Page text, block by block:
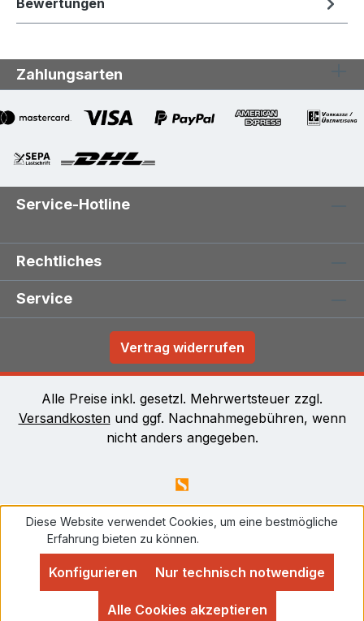
Bewertungen
Zahlungsarten
Service-Hotline
Rechtliches
Service
Vertrag widerrufen
Alle Preise inkl. gesetzl. Mehrwertsteuer zzgl.
Versandkostenund ggf. Nachnahmegebühren, wenn
nicht anders angegeben.
Diese Website verwendet Cookies, um eine bestmögliche
Erfahrung bieten zu können.
Nur technisch notwendige
Konfigurieren
Alle Cookies akzeptieren